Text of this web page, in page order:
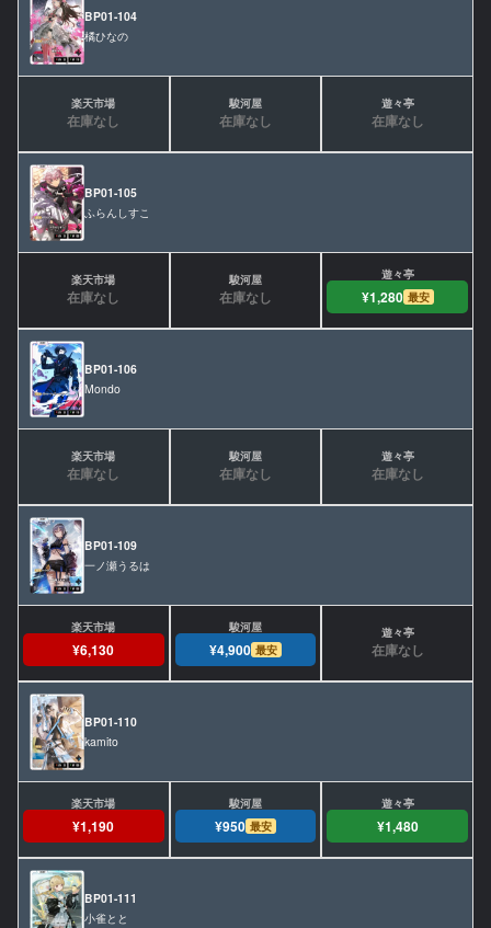
BP01-104
橘ひなの
在庫なし 在庫なし 在庫なし
BP01-105
ふらんしすこ
在庫なし 在庫なし ¥1,280 最安
BP01-106
Mondo
在庫なし 在庫なし 在庫なし
BP01-109
一ノ瀬うるは
¥6,130 ¥4,900 最安 在庫なし
BP01-110
kamito
¥1,190 ¥950 最安 ¥1,480
BP01-111
小雀とと